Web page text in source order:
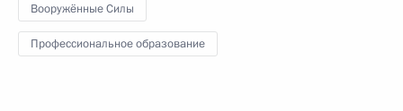
Вооружённые Силы
Профессиональное образование